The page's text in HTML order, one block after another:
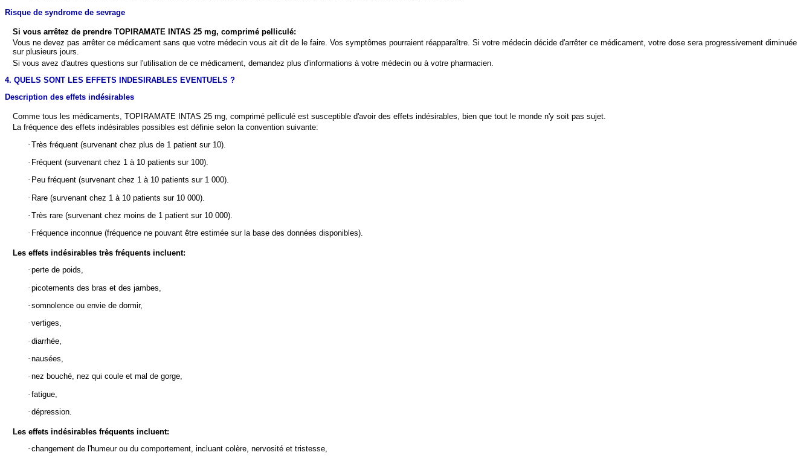
Risque de syndrome de sevrage
Si vous arrêtez de prendreTOPIRAMATE INTAS 25 mg, comprimé pelliculé:
Vous ne devez pas arrêter ce médicament sans que votre médecin vous ait dit de le faire. Vos symptômes pourraient réapparaître. Si votre médecin décide d'arrêter ce médicament, votre dose sera progressivement diminuée
sur plusieurs jours.
Si vous avez d'autres questions sur l'utilisation de ce médicament, demandez plus d'informations à votre médecin ou à votre pharmacien.
4. QUELS SONT LES EFFETS INDESIRABLES EVENTUELS ?
Description des effets indésirables
Comme tous les médicaments, TOPIRAMATE INTAS 25 mg, comprimé pelliculé est susceptible d'avoir des effets indésirables, bien que tout le monde n'y soit pas sujet.
La fréquence des effets indésirables possibles est définie selon la convention suivante:
· Très fréquent (survenant chez plus de 1 patient sur 10).
· Fréquent (survenant chez 1 à 10 patients sur 100).
· Peu fréquent (survenant chez 1 à 10 patients sur 1 000).
· Rare (survenant chez 1 à 10 patients sur 10 000).
· Très rare (survenant chez moins de 1 patient sur 10 000).
· Fréquence inconnue (fréquence ne pouvant être estimée sur la base des données disponibles).
Les effets indésirables très fréquents incluent:
· perte de poids,
· picotements des bras et des jambes,
· somnolence ou envie de dormir,
· vertiges,
· diarrhée,
· nausées,
· nez bouché, nez qui coule et mal de gorge,
· fatigue,
· dépression.
Les effets indésirables fréquents incluent:
· changement de l'humeur ou du comportement, incluant colère, nervosité et tristesse,